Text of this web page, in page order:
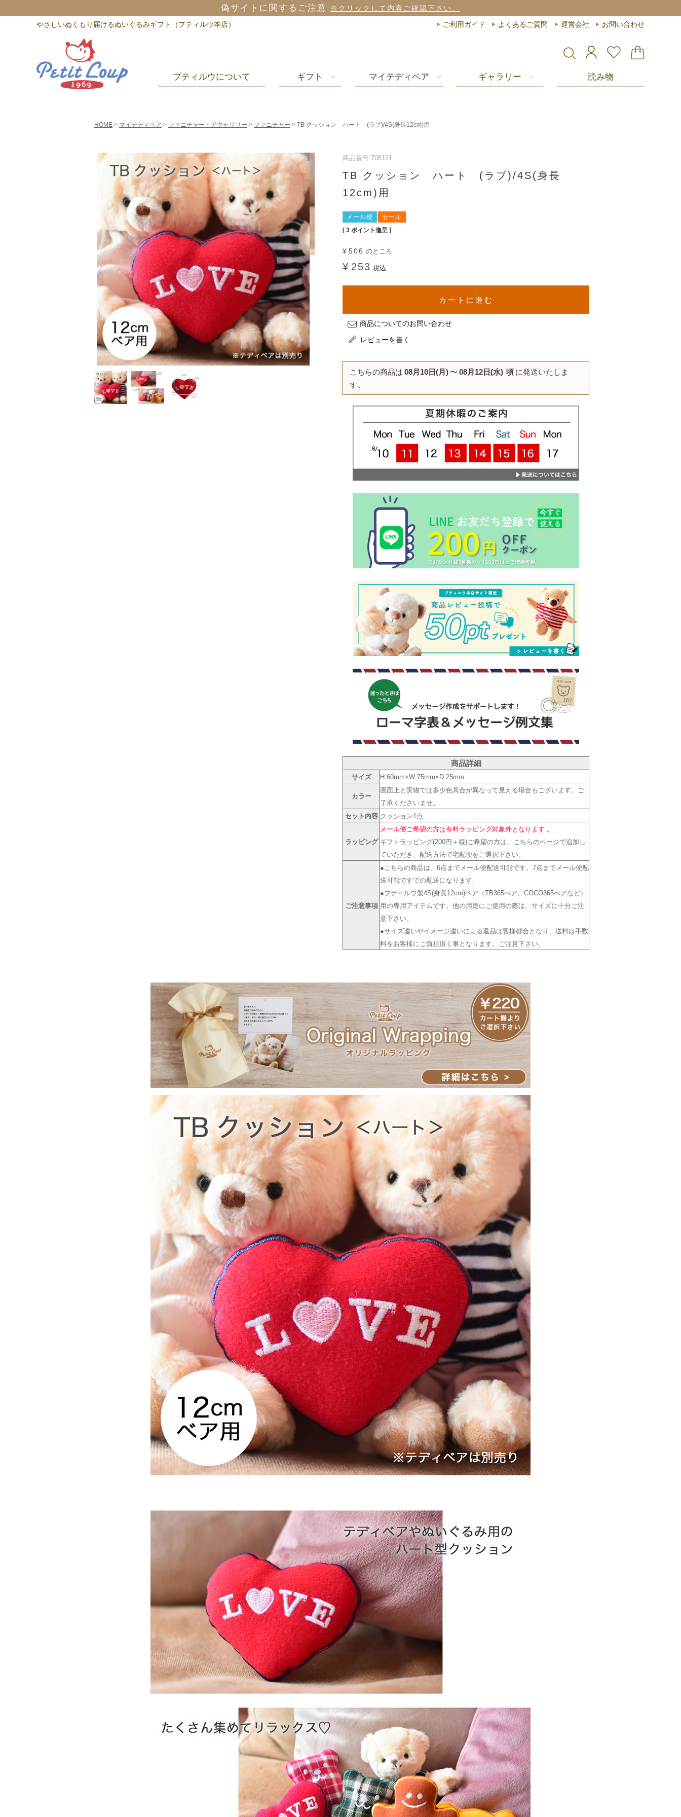
偽サイトに関するご注意 ※クリックして内容ご確認下さい。
やさしいぬくもり届けるぬいぐるみギフト（プティルウ本店） ご利用ガイド よくあるご質問 運営会社 お問い合わせ
プティルウについて ギフト マイテディベア ギャラリー 読み物
HOME マイテディベア ファニチャー・アクセサリー ファニチャー TB クッション ハート (ラブ)/4S(身長12cm)用
商品番号 708121
TB クッション ハート (ラブ)/4S(身長
12cm)用
メール便
セール
[ 3 ポイント進呈 ]
¥ 506 のところ
¥ 253 税込
カートに進む
商品についてのお問い合わせ
レビューを書く
こちらの商品は 08月10日(月) 〜 08月12日(水) 頃 に発送いたしま
す。
商品詳細
サイズ H:60mm×W:75mm×D:25mm
カラー
画面上と実物では多少色具合が異なって見える場合もございます。ご
了承くださいませ。
セット内容 クッション1点
ラッピング
メール便ご希望の方は有料ラッピング対象外となります 。
ギフトラッピング(200円＋税)ご希望の方は、こちらのページで追加し
ていただき、配送方法で宅配便をご選択下さい。
ご注意事項
●こちらの商品は、6点までメール便配送可能です。7点までメール便配
送可能ですでの配送になります。
●プティルウ製4S(身長12cm)ベア（TB365べア、COCO365べアなど）
用の専用アイテムです。他の用途にご使用の際は、サイズに十分ご注
意下さい。
●サイズ違いやイメージ違いによる返品は客様都合となり、送料は手数
料をお客様にご負担頂く事となります。ご注意下さい。